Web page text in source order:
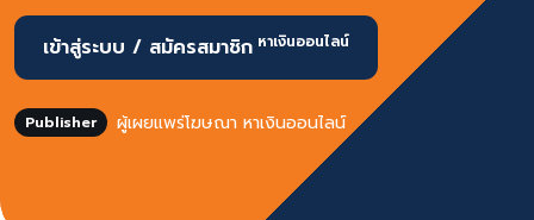
เข้าสู่ระบบ / สมัครสมาชิก หาเงินออนไลน์
Publisher ผู้เผยแพร่โฆษณา หาเงินออนไลน์